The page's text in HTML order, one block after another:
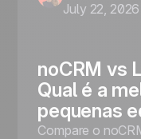
July 22, 2026
noCRM vs
Qual é a
pequenas
Compare o